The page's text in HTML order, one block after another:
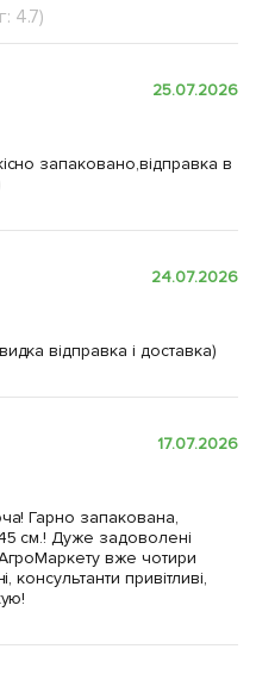
4.7)
25.07.2026
запаковано,відправка в
24.07.2026
відправка і доставка)
17.07.2026
Гарно запакована,
см.! Дуже задоволені
вже чотири
консультанти привітливі,